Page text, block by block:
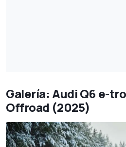
Galería: Audi Q6 e-
Offroad (2025)